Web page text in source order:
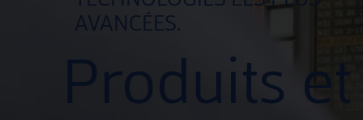
AVANCÉES.
Produits